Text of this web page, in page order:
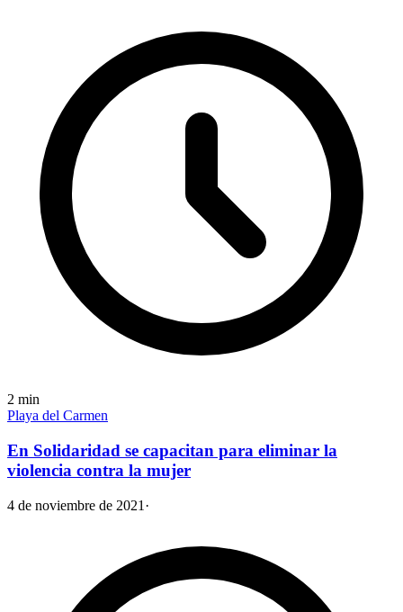
2 min
Playa del Carmen
En Solidaridad se capacitan para eliminar la
violencia contra la mujer
4 de noviembre de 2021 ·